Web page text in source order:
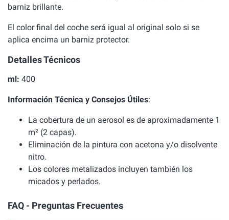
barniz brillante.
El color final del coche será igual al original solo si se
aplica encima un barniz protector.
Detalles Técnicos
ml: 400
Información Técnica y Consejos Útiles:
La cobertura de un aerosol es de aproximadamente 1
m² (2 capas).
Eliminación de la pintura con acetona y/o disolvente
nitro.
Los colores metalizados incluyen también los
micados y perlados.
FAQ - Preguntas Frecuentes